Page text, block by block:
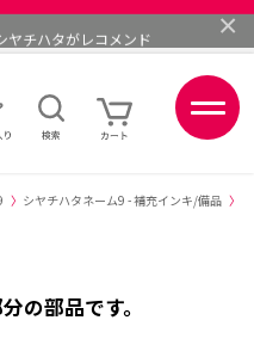
〉 シヤチハタネーム9 - 補充インキ/備品 〉
×
の部品です。